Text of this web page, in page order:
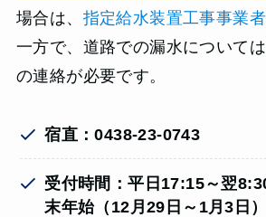
場合は、 指定給水装置工事事業者
一方で、道路での漏水について
の連絡が必要です。
宿直：0438-23-0743
受付時間：平日17:15～翌
末年始（12月29日～1月3日）